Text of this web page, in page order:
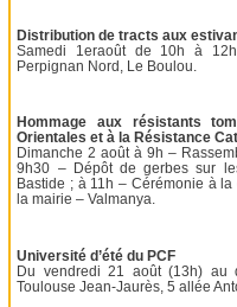
Distribution de tracts aux
Samedi 1eraoût de 10h à
Perpignan Nord, Le Boulou.
Hommage aux résistants
Orientales et à la Résistance
Dimanche 2 août à 9h –
9h30 – Dépôt de gerbes sur
Bastide ; à 11h – Cérémonie à
la mairie – Valmanya.
Université d’été du PCF
Du vendredi 21 août (13h) au
Toulouse Jean-Jaurès, 5 allée